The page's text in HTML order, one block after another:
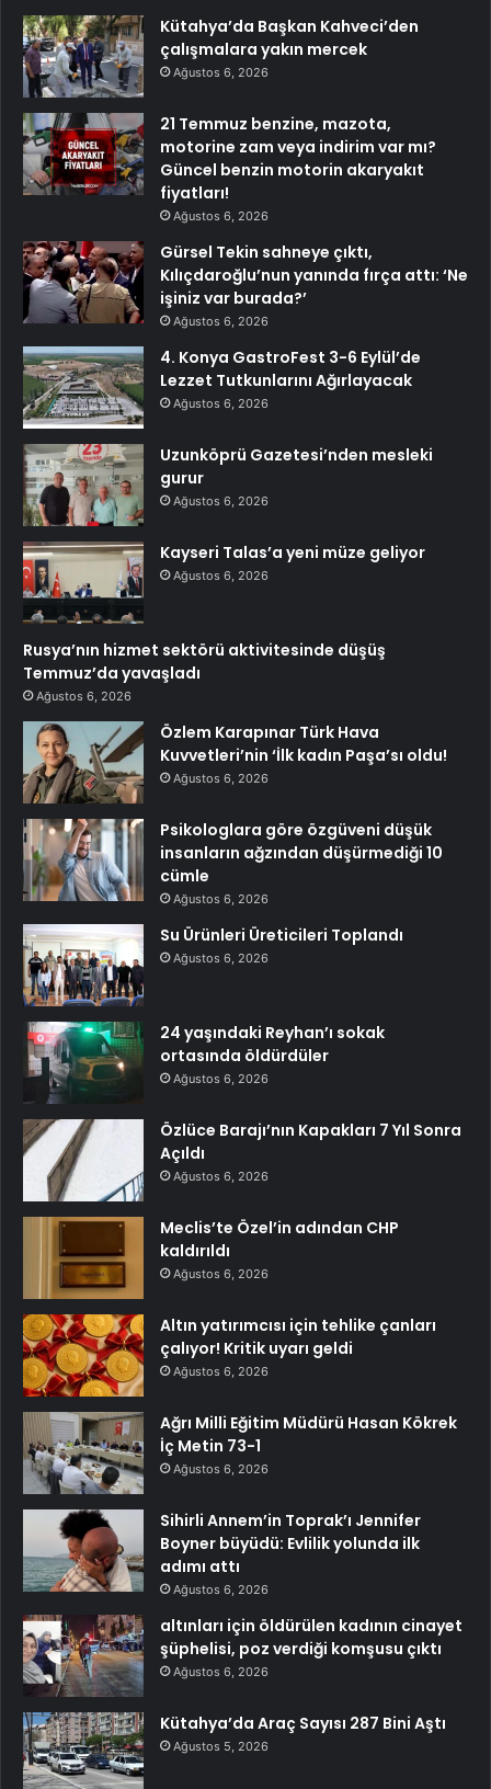
Kütahya’da Başkan Kahveci’den
çalışmalara yakın mercek
Ağustos 6, 2026
21 Temmuz benzine, mazota,
motorine zam veya indirim var mı?
Güncel benzin motorin akaryakıt
fiyatları!
Ağustos 6, 2026
Gürsel Tekin sahneye çıktı,
Kılıçdaroğlu’nun yanında fırça attı: ‘Ne
işiniz var burada?’
Ağustos 6, 2026
4. Konya GastroFest 3-6 Eylül’de
Lezzet Tutkunlarını Ağırlayacak
Ağustos 6, 2026
Uzunköprü Gazetesi’nden mesleki
gurur
Ağustos 6, 2026
Kayseri Talas’a yeni müze geliyor
Ağustos 6, 2026
Rusya’nın hizmet sektörü aktivitesinde düşüş
Temmuz’da yavaşladı
Ağustos 6, 2026
Özlem Karapınar Türk Hava
Kuvvetleri’nin ‘İlk kadın Paşa’sı oldu!
Ağustos 6, 2026
Psikologlara göre özgüveni düşük
insanların ağzından düşürmediği 10
cümle
Ağustos 6, 2026
Su Ürünleri Üreticileri Toplandı
Ağustos 6, 2026
24 yaşındaki Reyhan’ı sokak
ortasında öldürdüler
Ağustos 6, 2026
Özlüce Barajı’nın Kapakları 7 Yıl Sonra
Açıldı
Ağustos 6, 2026
Meclis’te Özel’in adından CHP
kaldırıldı
Ağustos 6, 2026
Altın yatırımcısı için tehlike çanları
çalıyor! Kritik uyarı geldi
Ağustos 6, 2026
Ağrı Milli Eğitim Müdürü Hasan Kökrek
İç Metin 73-1
Ağustos 6, 2026
Sihirli Annem’in Toprak’ı Jennifer
Boyner büyüdü: Evlilik yolunda ilk
adımı attı
Ağustos 6, 2026
altınları için öldürülen kadının cinayet
şüphelisi, poz verdiği komşusu çıktı
Ağustos 6, 2026
Kütahya’da Araç Sayısı 287 Bini Aştı
Ağustos 5, 2026